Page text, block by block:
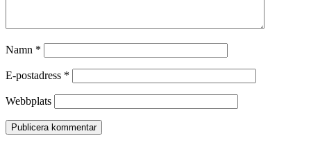
Namn *
E-postadress *
Webbplats